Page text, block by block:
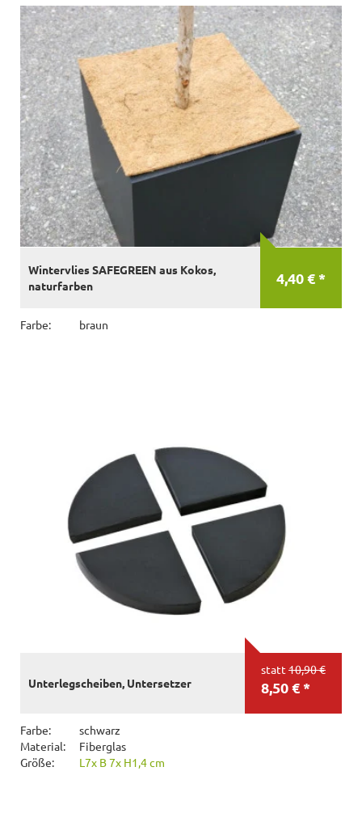
4,40 € *
Wintervlies SAFEGREEN aus Kokos,
naturfarben
Farbe: braun
statt 10,90 €
8,50 € *
Unterlegscheiben, Untersetzer
Farbe:
schwarz
Material:
Fiberglas
Größe:
L7x B 7x H1,4 cm